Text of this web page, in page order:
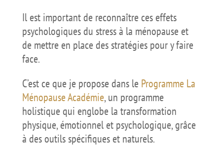
Il est important de reconnaître ces effets
psychologiques du stress à la ménopause et
de mettre en place des stratégies pour y faire
face.
C’est ce que je propose dans le Programme La
Ménopause Académie, un programme
holistique qui englobe la transformation
physique, émotionnel et psychologique, grâce
à des outils spécifiques et naturels.